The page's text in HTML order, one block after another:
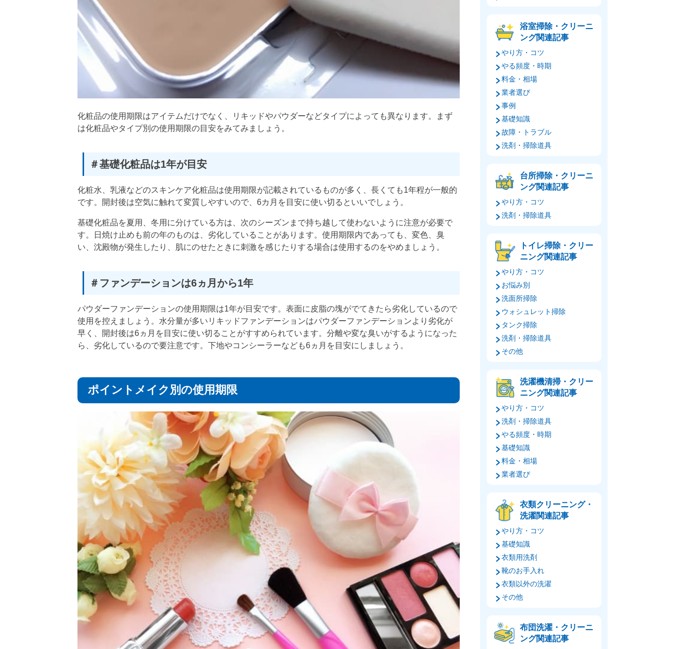
化粧品の使用期限はアイテムだけでなく、リキッドやパウダーなどタイプによっても異なります。まず
は化粧品やタイプ別の使用期限の目安をみてみましょう。
＃基礎化粧品は1年が目安
化粧水、乳液などのスキンケア化粧品は使用期限が記載されているものが多く、長くても1年程が一般的
です。開封後は空気に触れて変質しやすいので、6カ月を目安に使い切るといいでしょう。
基礎化粧品を夏用、冬用に分けている方は、次のシーズンまで持ち越して使わないように注意が必要で
す。日焼け止めも前の年のものは、劣化していることがあります。使用期限内であっても、変色、臭
い、沈殿物が発生したり、肌にのせたときに刺激を感じたりする場合は使用するのをやめましょう。
＃ファンデーションは6ヵ月から1年
パウダーファンデーションの使用期限は1年が目安です。表面に皮脂の塊がでてきたら劣化しているので
使用を控えましょう。水分量が多いリキッドファンデーションはパウダーファンデーションより劣化が
早く、開封後は6ヵ月を目安に使い切ることがすすめられています。分離や変な臭いがするようになった
ら、劣化しているので要注意です。下地やコンシーラーなども6ヵ月を目安にしましょう。
ポイントメイク別の使用期限
浴室掃除・クリーニ
ング関連記事
やり方・コツ
やる頻度・時期
料金・相場
業者選び
事例
基礎知識
故障・トラブル
洗剤・掃除道具
台所掃除・クリーニ
ング関連記事
やり方・コツ
洗剤・掃除道具
トイレ掃除・クリー
ニング関連記事
やり方・コツ
お悩み別
洗面所掃除
ウォシュレット掃除
タンク掃除
洗剤・掃除道具
その他
洗濯機清掃・クリー
ニング関連記事
やり方・コツ
洗剤・掃除道具
やる頻度・時期
基礎知識
料金・相場
業者選び
衣類クリーニング・
洗濯関連記事
やり方・コツ
基礎知識
衣類用洗剤
靴のお手入れ
衣類以外の洗濯
その他
布団洗濯・クリーニ
ング関連記事